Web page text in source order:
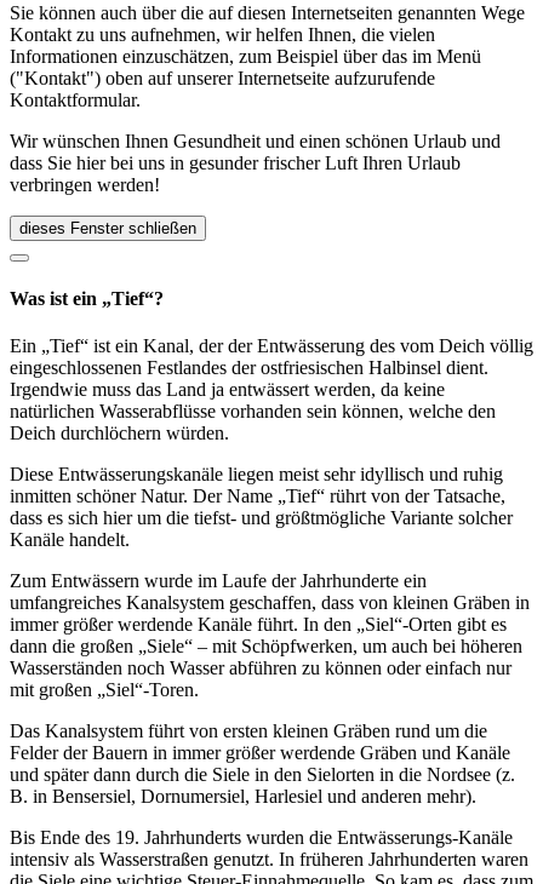
Sie können auch über die auf diesen Internetseiten genannten Wege
Kontakt zu uns aufnehmen, wir helfen Ihnen, die vielen
Informationen einzuschätzen, zum Beispiel über das im Menü
("Kontakt") oben auf unserer Internetseite aufzurufende
Kontaktformular.
Wir wünschen Ihnen Gesundheit und einen schönen Urlaub und
dass Sie hier bei uns in gesunder frischer Luft Ihren Urlaub
verbringen werden!
dieses Fenster schließen
Was ist ein „Tief“?
Ein „Tief“ ist ein Kanal, der der Entwässerung des vom Deich völlig
eingeschlossenen Festlandes der ostfriesischen Halbinsel dient.
Irgendwie muss das Land ja entwässert werden, da keine
natürlichen Wasserabflüsse vorhanden sein können, welche den
Deich durchlöchern würden.
Diese Entwässerungskanäle liegen meist sehr idyllisch und ruhig
inmitten schöner Natur. Der Name „Tief“ rührt von der Tatsache,
dass es sich hier um die tiefst- und größtmögliche Variante solcher
Kanäle handelt.
Zum Entwässern wurde im Laufe der Jahrhunderte ein
umfangreiches Kanalsystem geschaffen, dass von kleinen Gräben in
immer größer werdende Kanäle führt. In den „Siel“-Orten gibt es
dann die großen „Siele“ – mit Schöpfwerken, um auch bei höheren
Wasserständen noch Wasser abführen zu können oder einfach nur
mit großen „Siel“-Toren.
Das Kanalsystem führt von ersten kleinen Gräben rund um die
Felder der Bauern in immer größer werdende Gräben und Kanäle
und später dann durch die Siele in den Sielorten in die Nordsee (z.
B. in Bensersiel, Dornumersiel, Harlesiel und anderen mehr).
Bis Ende des 19. Jahrhunderts wurden die Entwässerungs-Kanäle
intensiv als Wasserstraßen genutzt. In früheren Jahrhunderten waren